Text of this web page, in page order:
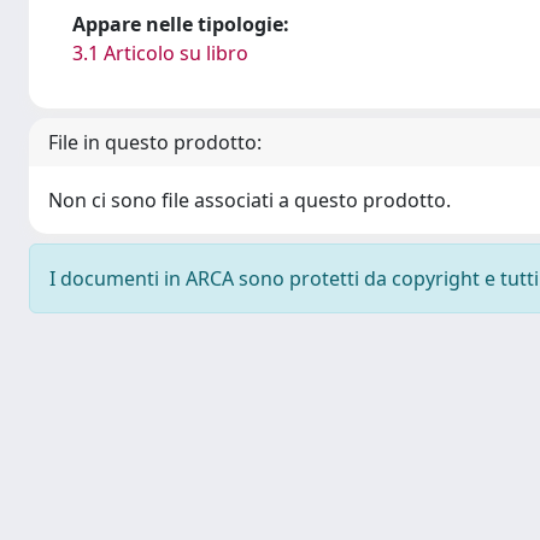
Appare nelle tipologie:
3.1 Articolo su libro
File in questo prodotto:
Non ci sono file associati a questo prodotto.
I documenti in ARCA sono protetti da copyright e